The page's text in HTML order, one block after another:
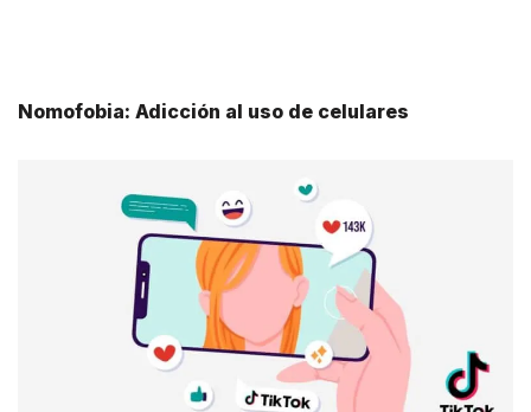
Nomofobia: Adicción al uso de celulares